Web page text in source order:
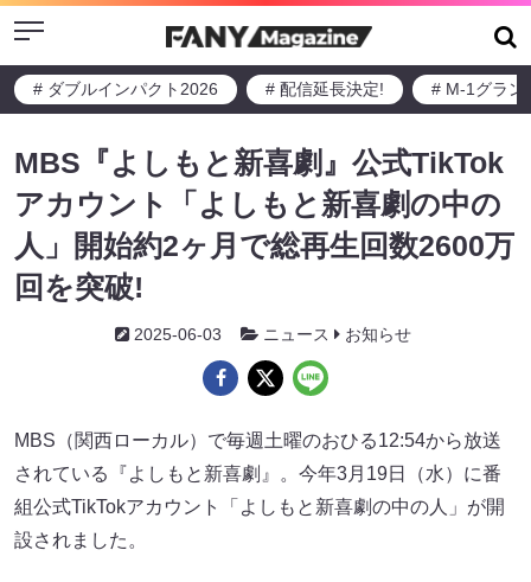
Menu
# ダブルインパクト2026 # 配信延長決定! # M-1グラン
MBS『よしもと新喜劇』公式TikTok
アカウント「よしもと新喜劇の中の
人」開始約2ヶ月で総再生回数2600万
回を突破!
2025-06-03 ニュース お知らせ
MBS（関西ローカル）で毎週土曜のおひる12:54から放送
されている『よしもと新喜劇』。今年3月19日（水）に番
組公式TikTokアカウント「よしもと新喜劇の中の人」が開
設されました。